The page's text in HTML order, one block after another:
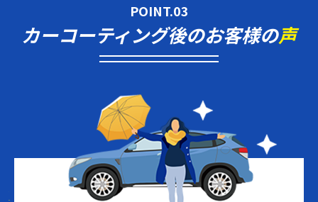
POINT.03
カーコーティング後のお客様の声